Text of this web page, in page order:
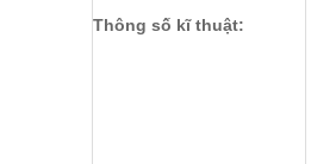
Thông số kĩ thuật: